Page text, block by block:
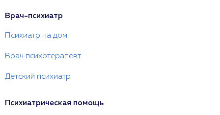
Врач-психиатр
Психиатр на дом
Врач психотерапевт
Детский психиатр
Психиатрическая помощь